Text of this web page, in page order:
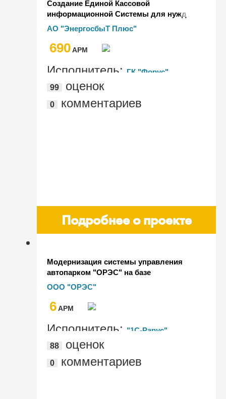
Создание Единой Кассовой
информационной Системы для нужд
АО "ЭнергосбыТ Плюс" на базе
программного продукта "1С:Розница"
АО "ЭнергосбыТ Плюс"
690AРМ
Исполнитель: ГК "Форус"
99
оценок
0 комментариев
Подробнее о проекте
Модернизация системы управления
автопарком "ОРЭС" на базе
"1С:Управление автотранспортом"
ООО "ОРЭС"
6AРМ
Исполнитель: "1С-Рарус"
88
оценок
0 комментариев